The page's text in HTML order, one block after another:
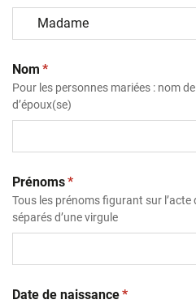
Nom (obligatoire)
*
Pour les personnes mariées : nom
d’époux(se)
Prénoms(obligatoire)
*
Tous les prénoms figurant sur l’acte
séparés d’une virgule
Date de naissance(obligatoire)
*